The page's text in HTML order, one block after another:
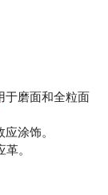
于磨面和全粒面
涂饰。
。